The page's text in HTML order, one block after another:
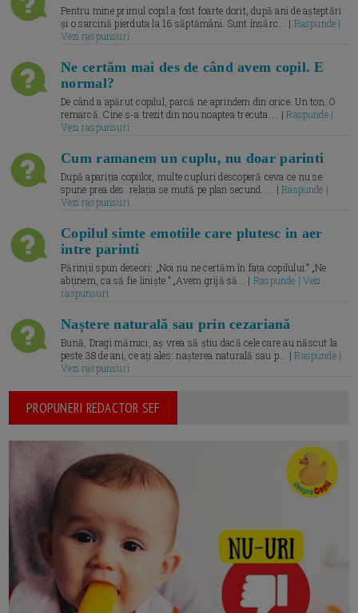
Pentru mine primul copil a fost foarte dorit, după ani de așteptări
și o sarcină pierduta la 16 săptămâni. Sunt însărc... | Raspunde |
Vezi raspunsuri
Ne certăm mai des de când avem copil. E
normal?
De când a apărut copilul, parcă ne aprindem din orice. Un ton. O
remarcă. Cine s-a trezit din nou noaptea trecuta.... |Raspunde |
Vezi raspunsuri
Cum ramanem un cuplu, nu doar parinti
După apariția copiilor, multe cupluri descoperă ceva ce nu se
spune prea des: relația se mută pe plan secund. ... |Raspunde |
Vezi raspunsuri
Copilul simte emotiile care plutesc in aer
intre parinti
Părinții spun deseori: „Noi nu ne certăm în fața copilului.” „Ne
abținem, ca să fie liniște.” „Avem grijă să... | Raspunde | Vezi
raspunsuri
Naștere naturală sau prin cezariană
Bună, Dragi mămici, aș vrea să știu dacă cele care au născut la
peste 38 de ani, ce ați ales: nașterea naturală sau p... |Raspunde |
Vezi raspunsuri
PROPUNERI REDACTOR SEF